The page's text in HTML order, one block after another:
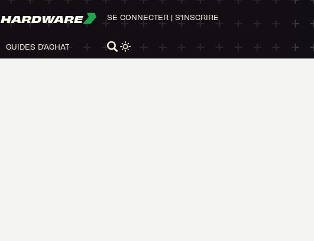
HARDWARE
GUIDES D'ACHAT
SE CONNECTER | S'INSCRIRE